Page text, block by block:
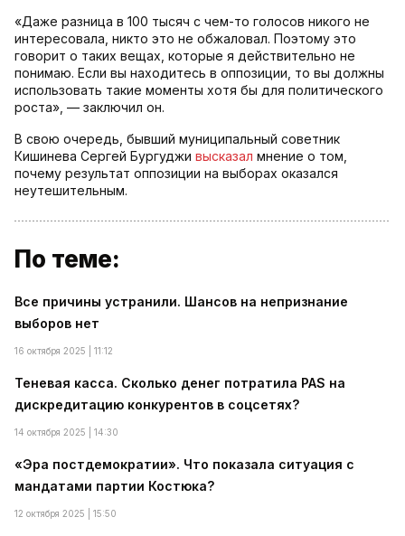
«Даже разница в 100 тысяч с чем-то голосов никого не
интересовала, никто это не обжаловал. Поэтому это
говорит о таких вещах, которые я действительно не
понимаю. Если вы находитесь в оппозиции, то вы должны
использовать такие моменты хотя бы для политического
роста», — заключил он.
В свою очередь, бывший муниципальный советник
Кишинева Сергей Бургуджи высказал мнение о том,
почему результат оппозиции на выборах оказался
неутешительным.
По теме:
Все причины устранили. Шансов на непризнание
выборов нет
16 октября 2025 | 11:12
Теневая касса. Сколько денег потратила PAS на
дискредитацию конкурентов в соцсетях?
14 октября 2025 | 14:30
«Эра постдемократии». Что показала ситуация с
мандатами партии Костюка?
12 октября 2025 | 15:50